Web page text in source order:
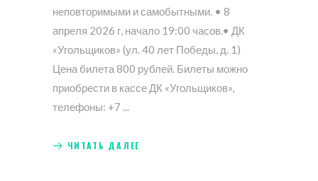
неповторимыми и самобытными. • 8
апреля 2026 г, начало 19:00 часов.• ДК
«Угольщиков» (ул. 40 лет Победы, д. 1)
Цена билета 800 рублей. Билеты можно
приобрести в кассе ДК «Угольщиков»,
телефоны: +7
ЧИТАТЬ ДАЛЕЕ